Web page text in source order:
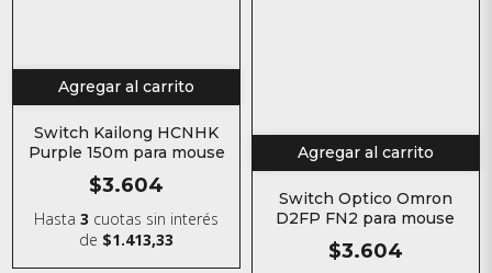
Agregar al carrito
Switch Kailong HCNHK
Purple 150m para mouse
$3.604
Hasta3 cuotas sin interés
de $1.413,33
Agregar al carrito
Switch Optico Omron
D2FP FN2 para mouse
$3.604